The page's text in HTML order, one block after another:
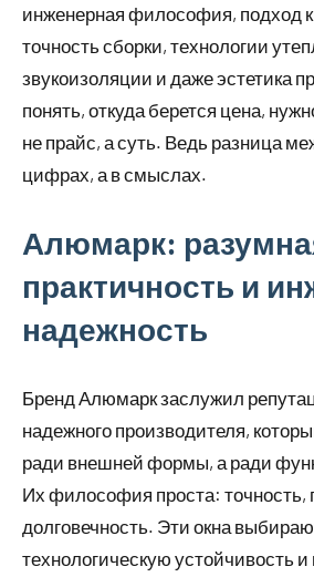
инженерная философия, подход к
точность сборки, технологии
звукоизоляции и даже эстетика
понять, откуда берется цена,
не прайс, а суть. Ведь разница
цифрах, а в смыслах.
Алюмарк:
практичность и
надежность
Бренд Алюмарк заслужил
надежного производителя,
ради внешней формы, а ради
Их философия проста: точность,
долговечность. Эти окна
технологическую устойчивость